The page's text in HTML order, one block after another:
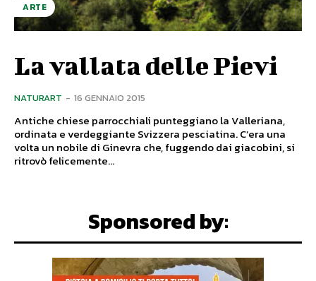
ARTE
La vallata delle Pievi
NATURART - 16 GENNAIO 2015
Antiche chiese parrocchiali punteggiano la Valleriana,
ordinata e verdeggiante Svizzera pesciatina. C’era una
volta un nobile di Ginevra che, fuggendo dai giacobini, si
ritrovò felicemente...
Sponsored by: